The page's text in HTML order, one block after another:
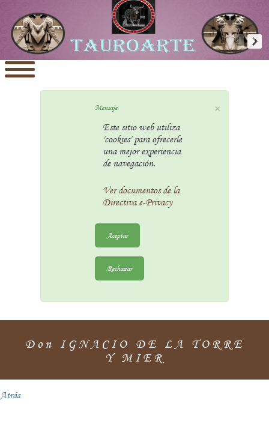
×
Mensaje
Este sitio web utiliza
'cookies' para ofrecerle
una mejor experiencia
de navegación.
Ver documentos de la
Directiva e-Privacy
Aceptar
Rechazar
Don IGNACIO DE LA TORRE
Y MIER
Atrás